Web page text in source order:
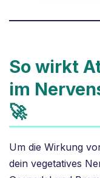
So wirkt
im
🚀
Um die Wirkung
dein vegetatives